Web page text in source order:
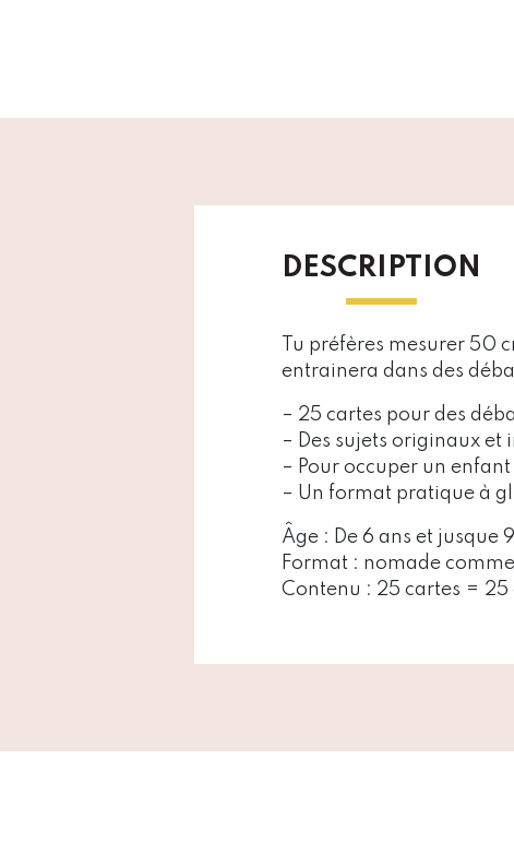
DESCRIPTION
Tu préfères mesurer 50
entrainera dans des
– 25 cartes pour des
– Des sujets originaux
– Pour occuper un
– Un format pratique à
Âge : De 6 ans et jusque
Format : nomade
Contenu : 25 cartes = 25